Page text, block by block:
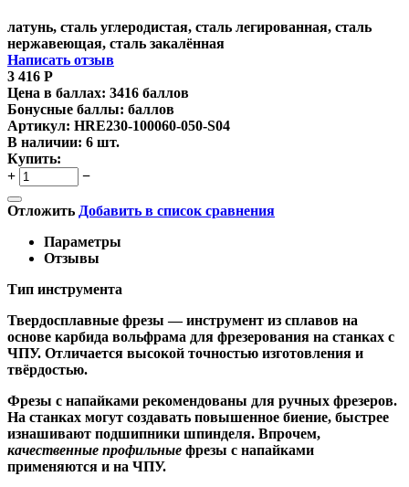
латунь, сталь углеродистая, сталь легированная, сталь
нержавеющая, сталь закалённая
Написать отзыв
3 416 Р
Цена в баллах: 3416 баллов
Бонусные баллы: баллов
Артикул: HRE230-100060-050-S04
В наличии: 6 шт.
Купить:
+
−
Отложить Добавить в список сравнения
Параметры
Отзывы
Тип инструмента
Твердосплавные фрезы — инструмент из сплавов на
основе карбида вольфрама для фрезерования на станках с
ЧПУ. Отличается высокой точностью изготовления и
твёрдостью.
Фрезы с напайками рекомендованы для ручных фрезеров.
На станках могут создавать повышенное биение, быстрее
изнашивают подшипники шпинделя. Впрочем,
качественные профильные фрезы с напайками
применяются и на ЧПУ.